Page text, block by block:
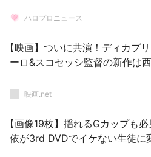
ハロプロニュース
【映画】ついに共演！ディカプ
ーロ&スコセッシ監督の新作は
映画.net
【画像19枚】揺れるGカップも
依が3rd DVDでイケない生徒に